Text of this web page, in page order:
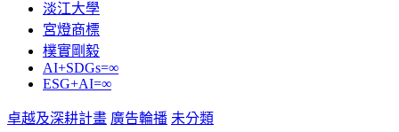
淡江大學
宮燈商標
樸實剛毅
AI+SDGs=∞
ESG+AI=∞
卓越及深耕計畫 廣告輪播 未分類